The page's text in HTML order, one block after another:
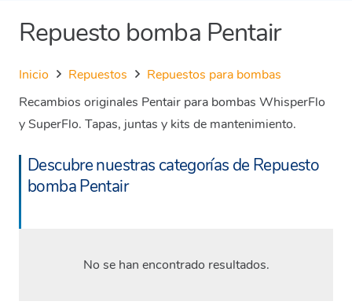
Repuesto bomba Pentair
Inicio Repuestos
Repuestos para bombas
Recambios originales Pentair para bombas WhisperFlo
y SuperFlo. Tapas, juntas y kits de mantenimiento.
Descubre nuestras categorías de Repuesto
bomba Pentair
No se han encontrado resultados.